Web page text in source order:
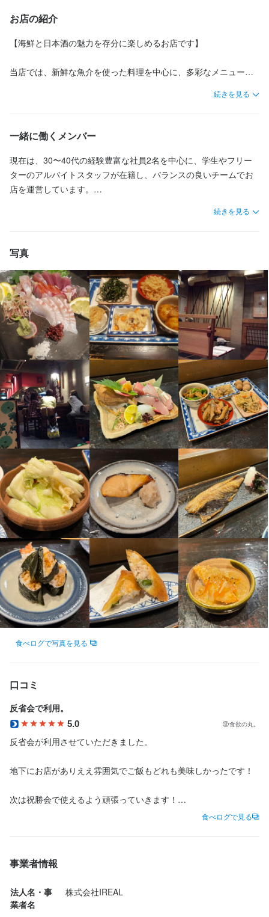
お店の紹介
【海鮮と日本酒の魅力を存分に楽しめるお店です】
当店では、新鮮な魚介を使った料理を中心に、多彩なメニューを
市場から仕入れた旬の鮮魚を使用したお造りをはじめ、炭火で香
ばしく焼き上げる焼魚、揚げ物や鍋料理など、バリエーション豊
かな一品が揃っています。
野菜は大原朝市や亀岡の産地直送品を使用し、季節感と鮮度にこ
だわっています。
さらに、だし巻きやポテトサラダといった定番メニューに加え、
こだわり抜いたちくわの磯辺揚げや自家製ロースハムカツなど、
料理とともに楽しんでいただくのが、厳選された日本酒の数々。
で美味しいものから自家貯蔵酒まで幅広くラインナップしていま
す。
お料理との相性を考えたご提案や、飲み比べを通じてお客様の好
みに合う一杯を見つけていただくなど、日本酒の魅力を存分に体
験できる環境です。
また、酒蔵の造り手を招いたイベントも開催しており、より深く
日本酒の世界に触れる機会があります。
店内はカウンター席とお座敷席を備えた、約50席の落ち着いた空
間。
仕事帰りの一杯から少人数での食事、各種宴会まで幅広いシーン
でご利用いただいています。
魚料理や日本酒、和食が好きなお客様が集う、穏やかで居心地の
良いお店です。
続きを見る
一緒に働くメンバー
現在は、30〜40代の経験豊富な社員2名を中心に、学生やフリー
ターのアルバイトスタッフが在籍し、バランスの良いチームでお
店を運営しています。
フ、明るい接客でお客様をお迎えするスタッフなど、それぞれの
個性を活かしながら活躍中。温かく協力し合える雰囲気が魅力の
職場です。
経験や年齢は問いません。これから料理のスキルを身につけたい
方や、落ち着いた空間で接客・調理に携わりたい方を歓迎してい
ます。
現在、正社員はサービス担当と調理担当をそれぞれ1名ずつ募集
中。アルバイトも随時採用を行っています。
まずは無理なく、楽しみながら仕事に取り組んでいきましょう。
続きを見る
写真
食べログで写真を見る
口コミ
反省会で利用。
5.0 食欲の丸。
反省会が利用させていただきました。
地下にお店がありええ雰囲気でご飯もどれも美味しかったです！
次は祝勝会で使えるよう頑張っていきます！
早い ⭐︎⭐︎⭐︎⭐︎
また来たい ⭐︎⭐︎⭐︎⭐︎
⭐︎は5段階評価
食べログで見る
事業者情報
法人名・事
業者名
株式会社IREAL
身に付くスキル
野菜の知識
食器の知識 店舗運営 メニュー開発 仕入れ・食材の目利き
歓迎スキル・経験
・サービス経験者歓迎
求める人物像
・経験者を活かしながらスキルアップしたい方
・市場仕入れやメニュー作りなど店舗運営に興味のある方
お店の採用担当者からのメッセージ
経験者の方は今までの経験・スキルを「さかぶくろ」で活かして
ください。
未経験の方は楽しみながらしっかり経験と知識を積んでいきまし
ょう。
日本酒セレクトから店舗運営にも参加できます。
どんどん任せていきますので、積極的に挑戦してください。
店名
さかぶくろ
勤務地
京都府京都市中京区壬生仙念町10-5 B1F
法人名・事業者名
株式会社IREAL
最終更新日2026/05/14
この仕事のおすすめポイント
働く中で、基礎から応用までの和食調理技術はもちろん、人気の
出る居酒屋メニューの発想力や、日本酒に関する知識・接客スキ
ルもしっかりと身につきます。
さらに、市場での仕入れ同行や酒蔵見学、店舗運営に関わる業務
など、実践的に学べる機会も豊富にご用意しています。
身に付くスキル
包丁さばき 盛り付け技術 日本酒の知識
ウイスキーの知識
魚の知識 野菜の知識
メニュー開発
仕入れ・食材の目利き
歓迎スキル・経験
・調理経験者歓迎
求める人物像
【 こんな方歓迎 】
・経験者を活かしながらスキルアップしたい方
・日本酒に詳しい方、または詳しくなりたい方
・市場仕入れやメニュー作りなど店舗運営に興味のある方
お店の採用担当者からのメッセージ
今までの経験・スキルを「さかぶくろ」で活かしてください。
メニュー開発から店舗運営にも参加できます。
どんどん任せていきますので、積極的に挑戦してください。
店名
さかぶくろ
勤務地
法人名・事業者名
最終更新日2026/05/14
応募資格
歓迎スキル・経験
飲食店での勤務経験のある方や、酒場・日本酒に興味のある方歓
お店の採用担当者からのメッセージ
週1日からでもOKです。
いろんな働き方に対応できればと思います。
もちろんたくさん働きたいという方も大歓迎です。
それぞれのご希望に合わせてシフトを組みますので、お気軽にご
相談ください。
店名
さかぶくろ
勤務地
京都府京都市中京区壬生仙念町10-5 B1F
法人名・事業者名
株式会社IREAL
最終更新日2026/05/14